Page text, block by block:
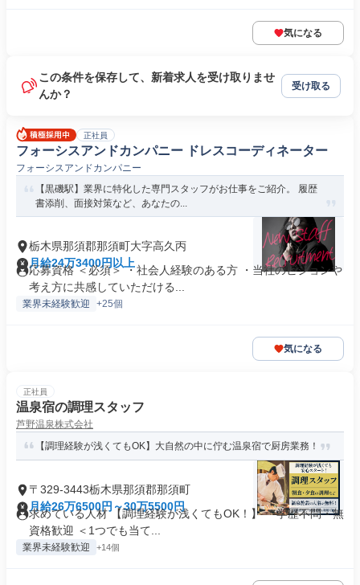
気になる
この条件を保存して、新着求人を受け取りませ
んか？
受け取る
正社員
フォーシスアンドカンパニー ドレスコーディネーター
フォーシスアンドカンパニー
【黒磯駅】業界に特化した専門スタッフがお仕事をご紹介。 履歴
書添削、面接対策など、あなたの...
栃木県那須郡那須町大字高久丙
月給24万3400円以上
応募資格 ＜必須＞ ・社会人経験のある方 ・当社のビジョンや
考え方に共感していただける...
業界未経験歓迎 +25個
気になる
正社員
温泉宿の調理スタッフ
芦野温泉株式会社
【調理経験が浅くてもOK】大自然の中に佇む温泉宿で厨房業務！
〒329-3443栃木県那須郡那須町
月給26万6500円～30万5500円
求めている人材 【調理経験が浅くてもOK！】 ＊学歴不問・無
資格歓迎 ＜1つでも当て...
業界未経験歓迎 +14個